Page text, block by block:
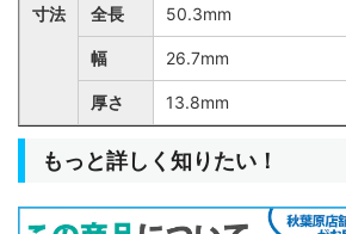
寸法 全長 50.3mm
幅 26.7mm
厚さ 13.8mm
もっと詳しく知りたい！